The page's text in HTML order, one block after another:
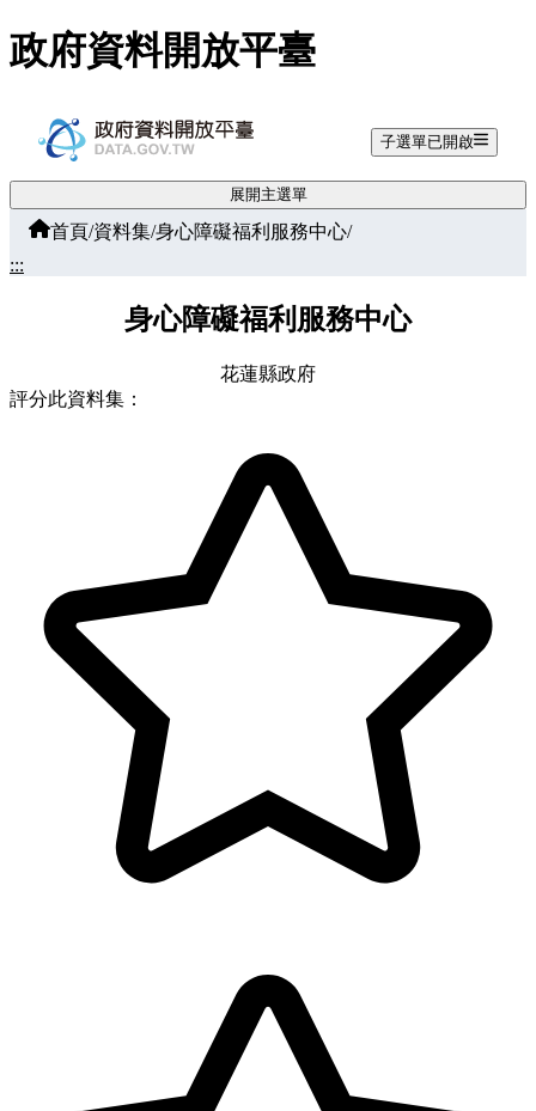
跳至主要內容
政府資料開放平臺
子選單已開啟
展開主選單
首頁/資料集/身心障礙福利服務中心/
:::
身心障礙福利服務中心
花蓮縣政府
評分此資料集：